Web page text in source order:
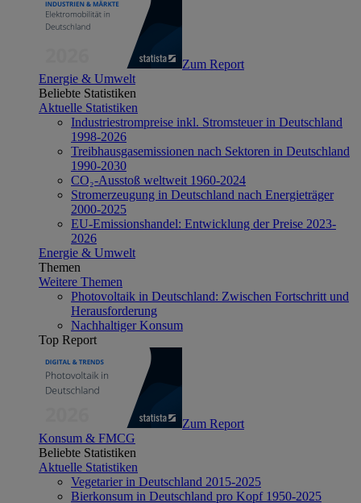
Zum Report
Energie & Umwelt
Beliebte Statistiken
Aktuelle Statistiken
Industriestrompreise inkl. Stromsteuer in Deutschland
1998-2026
Treibhausgasemissionen nach Sektoren in Deutschland
1990-2030
CO₂-Ausstoß weltweit 1960-2024
Stromerzeugung in Deutschland nach Energieträger
2000-2025
EU-Emissionshandel: Entwicklung der Preise 2023-
2026
Energie & Umwelt
Themen
Weitere Themen
Photovoltaik in Deutschland: Zwischen Fortschritt und
Herausforderung
Nachhaltiger Konsum
Top Report
Zum Report
Konsum & FMCG
Beliebte Statistiken
Aktuelle Statistiken
Vegetarier in Deutschland 2015-2025
Bierkonsum in Deutschland pro Kopf 1950-2025